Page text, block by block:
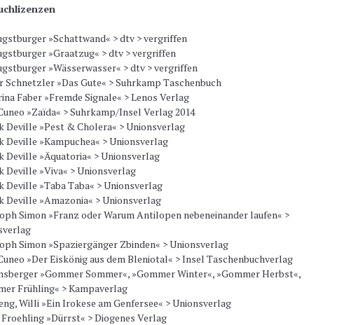
»Schattwand« > dtv > vergriffen
»Graatzug« > dtv > vergriffen
»Wässerwasser« > dtv > vergriffen
Schnetzler »Das Gute« > Suhrkamp Taschenbuch
Faber »Fremde Signale« > Lenos Verlag
»Zaïda« > Suhrkamp/Insel Verlag 2014
Deville »Pest & Cholera« > Unionsverlag
Deville »Kampuchea« > Unionsverlag
Deville »Äquatoria« > Unionsverlag
Deville »Viva« > Unionsverlag
Deville »Taba Taba« > Unionsverlag
Deville »Amazonia« > Unionsverlag
Simon »Franz oder Warum Antilopen nebeneinander laufen« >
Simon »Spaziergänger Zbinden« > Unionsverlag
»Der Eiskönig aus dem Bleniotal« > Insel Taschenbuchverlag
»Gommer Sommer«, »Gommer Winter«, »Gommer Herbst«,
Frühling« > Kampaverlag
Willi »Ein Irokese am Genfersee« > Unionsverlag
»Dürrst« > Diogenes Verlag